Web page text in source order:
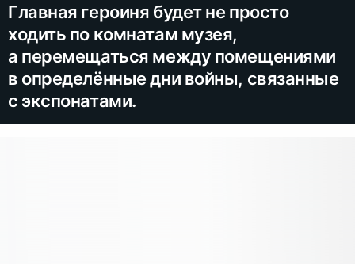
Главная героиня будет не просто
ходить по комнатам музея,
а перемещаться между помещениями
в определённые дни войны, связанные
с экспонатами.